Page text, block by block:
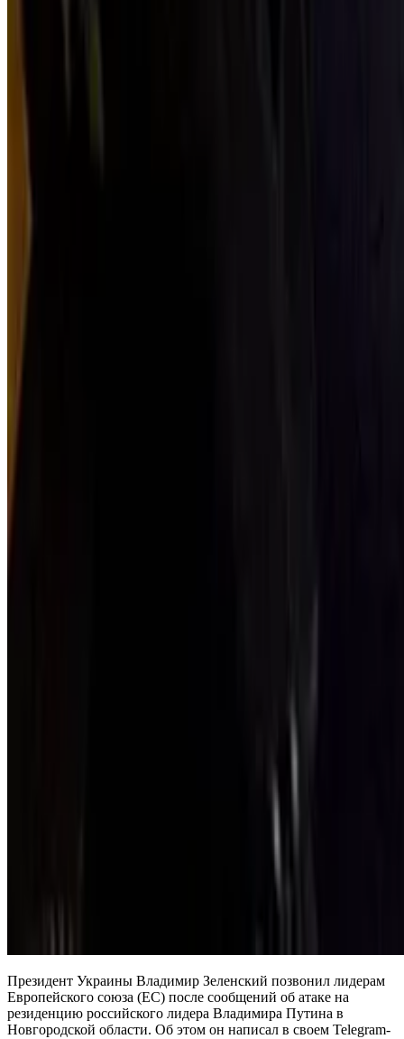
Президент Украины Владимир Зеленский позвонил лидерам
Европейского союза (ЕС) после сообщений об атаке на
резиденцию российского лидера Владимира Путина в
Новгородской области. Об этом он написал в своем Telegram-